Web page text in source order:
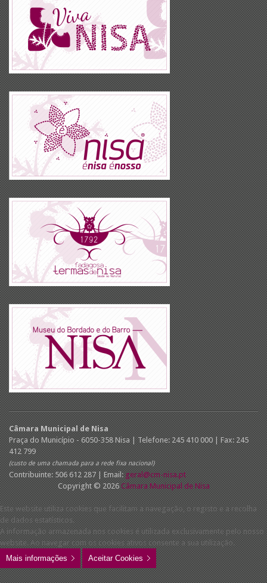
Câmara Municipal de Nisa
Praça do Município - 6050-358 Nisa | Telefone: 245 410 000 | Fax: 245
412 799
(custo de uma chamada para a rede fixa nacional)
Contribuinte: 506 612 287 | Email: geral@cm-nisa.pt
Copyright © 2026 Câmara Municipal de Nisa
Este website utiliza cookies que facilitam a navegação, o registo e a recolha
de dados estatísticos.
A informação armazenada nos cookies é utilizada exclusivamente pelo nosso
website. Ao navegar com os cookies ativos consente a sua utilização.
Mais informações
Aceitar Cookies